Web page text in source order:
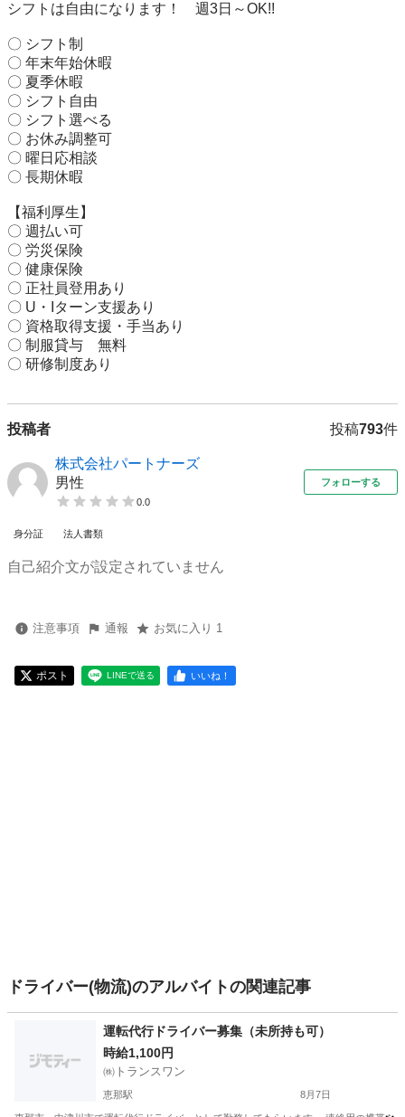
シフトは自由になります！　週3日～OK!!
〇 シフト制
〇 年末年始休暇
〇 夏季休暇
〇 シフト自由
〇 シフト選べる
〇 お休み調整可
〇 曜日応相談
〇 長期休暇
【福利厚生】
〇 週払い可
〇 労災保険
〇 健康保険
〇 正社員登用あり
〇 U・Iターン支援あり
〇 資格取得支援・手当あり
〇 制服貸与　無料
〇 研修制度あり
投稿者 投稿793件
株式会社パートナーズ
男性
0.0
フォローする
身分証 法人書類
自己紹介文が設定されていません
注意事項 通報 お気に入り 1
ポスト LINEで送る いいね！
ドライバー(物流)のアルバイトの関連記事
運転代行ドライバー募集（未所持も可）
時給1,100円
㈱トランスワン
恵那駅 8月7日